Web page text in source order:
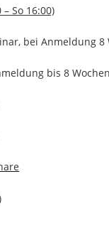
So 16:00)
bei Anmeldung
bis 8